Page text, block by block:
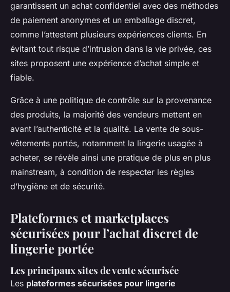
garantissent un achat confidentiel avec des méthodes
de paiement anonymes et un emballage discret,
comme l’attestent plusieurs expériences clients. En
évitant tout risque d’intrusion dans la vie privée, ces
sites proposent une expérience d’achat simple et
fiable.
Grâce à une politique de contrôle sur la provenance
des produits, la majorité des vendeurs mettent en
avant l’authenticité et la qualité. La vente de sous-
vêtements portés, notamment la lingerie usagée à
acheter, se révèle ainsi une pratique de plus en plus
mainstream, à condition de respecter les règles
d’hygiène et de sécurité.
Plateformes et marketplaces
sécurisées pour l’achat discret de
lingerie portée
Les principaux sites de vente sécurisée
Les plateformes sécurisées pour lingerie